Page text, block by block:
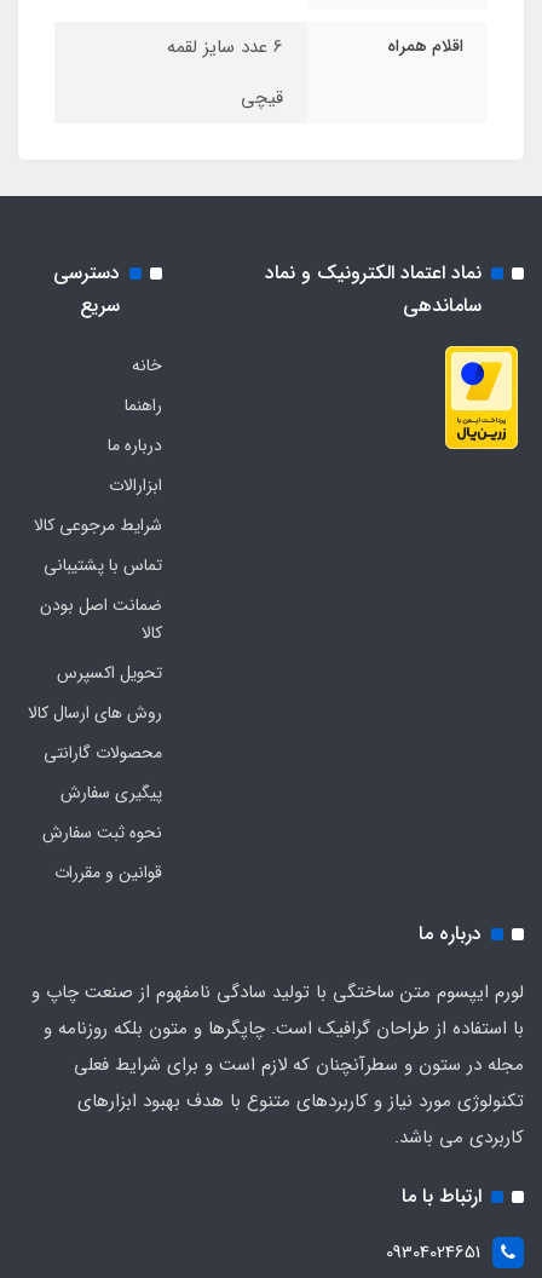
اقلام همراه
6 عدد سایز لقمه
قیچی
نماد اعتماد الکترونیک و نماد
ساماندهی
دسترسی
سریع
خانه
راهنما
درباره ما
ابزارالات
شرایط مرجوعی کالا
تماس با پشتیبانی
ضمانت اصل بودن
کالا
تحویل اکسپرس
روش های ارسال کالا
محصولات گارانتی
پیگیری سفارش
نحوه ثبت سفارش
قوانین و مقررات
درباره ما
لورم ایپسوم متن ساختگی با تولید سادگی نامفهوم از صنعت چاپ و
با استفاده از طراحان گرافیک است. چاپگرها و متون بلکه روزنامه و
مجله در ستون و سطرآنچنان که لازم است و برای شرایط فعلی
تکنولوژی مورد نیاز و کاربردهای متنوع با هدف بهبود ابزارهای
کاربردی می باشد.
ارتباط با ما
09304024651